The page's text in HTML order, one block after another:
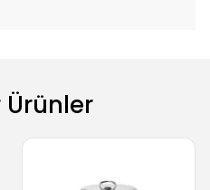
Ürünler